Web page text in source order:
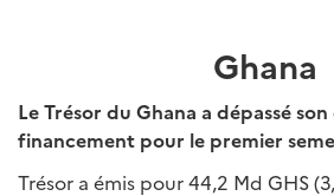
Ghana
Le Trésor du Ghana a dépassé
financement pour le premier
Trésor a émis pour 44,2 Md GHS